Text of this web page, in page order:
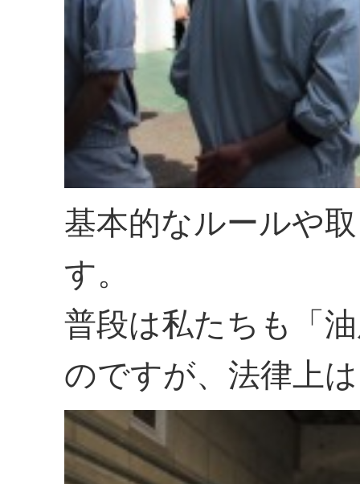
基本的なルールや
す。
普段は私たちも「
のですが、法律上